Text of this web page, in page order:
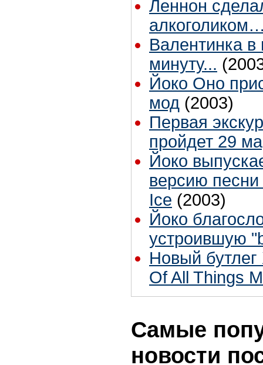
Леннон
Валентинка
минуту...
Йоко Оно
мод (2003)
Первая
пройдет 29
Йоко
версию
Ice (2003)
Йоко
устроившую
Новый
Of All Things
Самые
новости